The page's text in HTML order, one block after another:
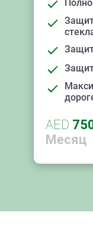
AED
Месяц